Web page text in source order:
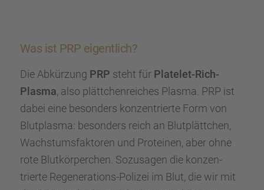
Was ist PRP eigent­lich?
Die Abkür­zung PRP steht für Plate­let-Rich-
Plasma, also plätt­chen­rei­ches Plasma. PRP ist
dabei eine beson­ders konzen­trierte Form von
Blutplasma: beson­ders reich an Blutplätt­chen,
Wachs­tums­fak­to­ren und Prote­inen, aber ohne
rote Blutkör­per­chen. Sozusa­gen die konzen­
trierte Regene­ra­ti­ons-Polizei im Blut, die wir mit